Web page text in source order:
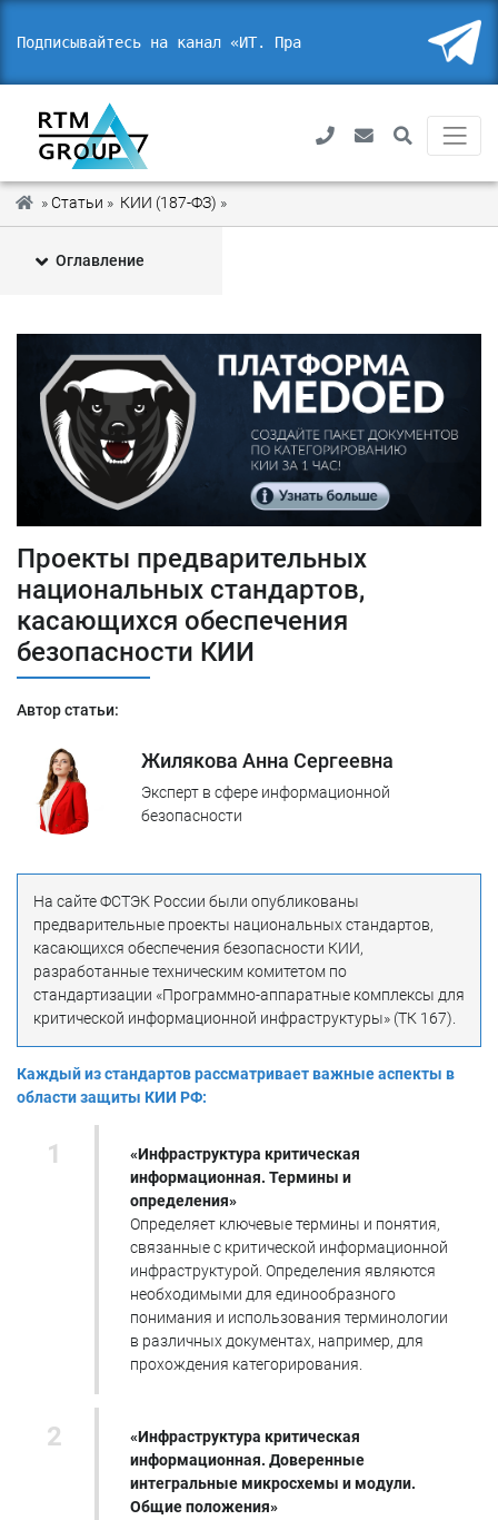
Подписывайтесь на канал «ИТ. Право
»Статьи » КИИ (187-ФЗ) »
Оглавление
Зачем они нужны?
Проекты предварительных
национальных стандартов,
касающихся обеспечения
безопасности КИИ
Автор статьи:
Жилякова Анна Сергеевна
Эксперт в сфере информационной
безопасности
На сайте ФСТЭК России были опубликованы
предварительные проекты национальных стандартов,
касающихся обеспечения безопасности КИИ,
разработанные техническим комитетом по
стандартизации «Программно-аппаратные комплексы для
критической информационной инфраструктуры» (ТК 167).
Каждый из стандартов рассматривает важные аспекты в
области защиты КИИ РФ:
«Инфраструктура критическая
информационная. Термины и
определения»
Определяет ключевые термины и понятия,
связанные с критической информационной
инфраструктурой. Определения являются
необходимыми для единообразного
понимания и использования терминологии
в различных документах, например, для
прохождения категорирования.
«Инфраструктура критическая
информационная. Доверенные
интегральные микросхемы и модули.
Общие положения»